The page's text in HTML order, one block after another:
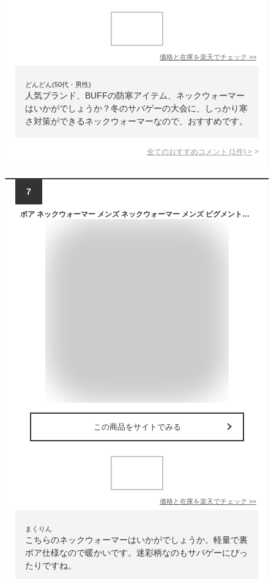
価格と在庫を楽天でチェック >>
どんどん(50代・男性)
人気ブランド、BUFFの防寒アイテム、ネックウォーマー
はいかがでしょうか？冬のサバゲーの大会に、しっかり寒
さ対策ができるネックウォーマーなので、おすすめです。
全てのおすすめコメント (1 件) >
7
ボア ネックウォーマー メンズ ネックウォーマー メンズ ピグメント加工 マフラー メンズ マフラー 裏ボア 軽量 カジュアル アウトドア おしゃれ ファー ネックウォーマー 迷彩 カモフラージュ カモフラ 無地 黒 ブラック ネイビー オリーブ
この商品をサイトでみる
価格と在庫を楽天でチェック >>
まくりん
こちらのネックウォーマーはいかがでしょうか。軽量で裏
ボア仕様なので暖かいです。迷彩柄なのもサバゲーにぴっ
たりですね。